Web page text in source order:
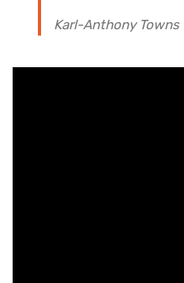
Karl-Anthony Towns